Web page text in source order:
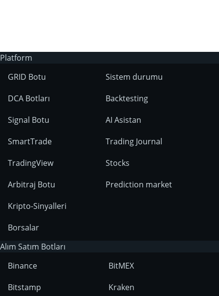
Platform
GRID Botu
DCA Botları
Signal Botu
SmartTrade
TradingView
Arbitraj Botu
Kripto-Sinyalleri
Borsalar
Sistem durumu
Backtesting
AI Asistan
Trading Journal
Stocks
Prediction market
Alım Satım Botları
Binance
Bitstamp
BitMEX
Kraken